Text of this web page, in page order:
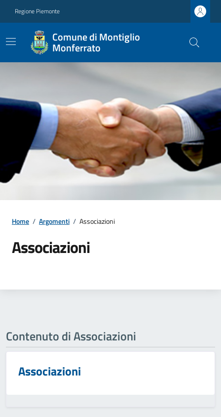
Regione Piemonte
Comune di Montiglio
Monferrato
Home / Argomenti / Associazioni
Associazioni
Contenuto di Associazioni
Associazioni